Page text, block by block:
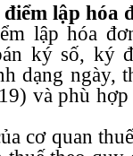
lập hóa
lập hóa
ký số, ký
dạng ngày,
và phù
cơ quan